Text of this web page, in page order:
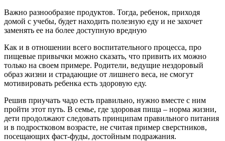
Важно разнообразие продуктов. Тогда, ребенок, приходя
домой с учебы, будет находить полезную еду и не захочет
заменять ее на более доступную вредную
Как и в отношении всего воспитательного процесса, про
пищевые привычки можно сказать, что привить их можно
только на своем примере. Родители, ведущие нездоровый
образ жизни и страдающие от лишнего веса, не смогут
мотивировать ребенка есть здоровую еду.
Решив приучать чадо есть правильно, нужно вместе с ним
пройти этот путь. В семье, где здоровая пища – норма жизни,
дети продолжают следовать принципам правильного питания
и в подростковом возрасте, не считая пример сверстников,
посещающих фаст-фуды, достойным подражания.